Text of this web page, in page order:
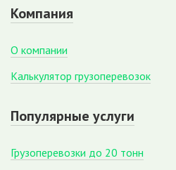
Компания
О компании
Калькулятор грузоперевозок
Популярные услуги
Грузоперевозки до 20 тонн